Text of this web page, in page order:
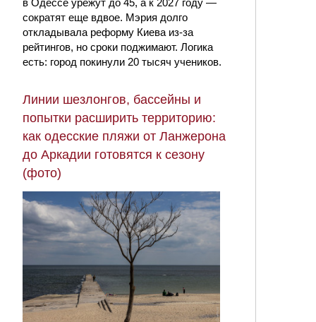
сократят еще вдвое. Мэрия долго
откладывала реформу Киева из-за
рейтингов, но сроки поджимают. Логика
есть: город покинули 20 тысяч учеников.
Линии шезлонгов, бассейны и
попытки расширить территорию:
как одесские пляжи от Ланжерона
до Аркадии готовятся к сезону
(фото)